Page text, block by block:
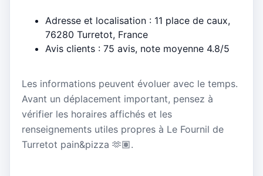
Adresse et localisation : 11 place de caux,
76280 Turretot, France
Avis clients : 75 avis, note moyenne 4.8/5
Les informations peuvent évoluer avec le temps.
Avant un déplacement important, pensez à
vérifier les horaires affichés et les
renseignements utiles propres à Le Fournil de
Turretot pain&pizza 🫶🏽.